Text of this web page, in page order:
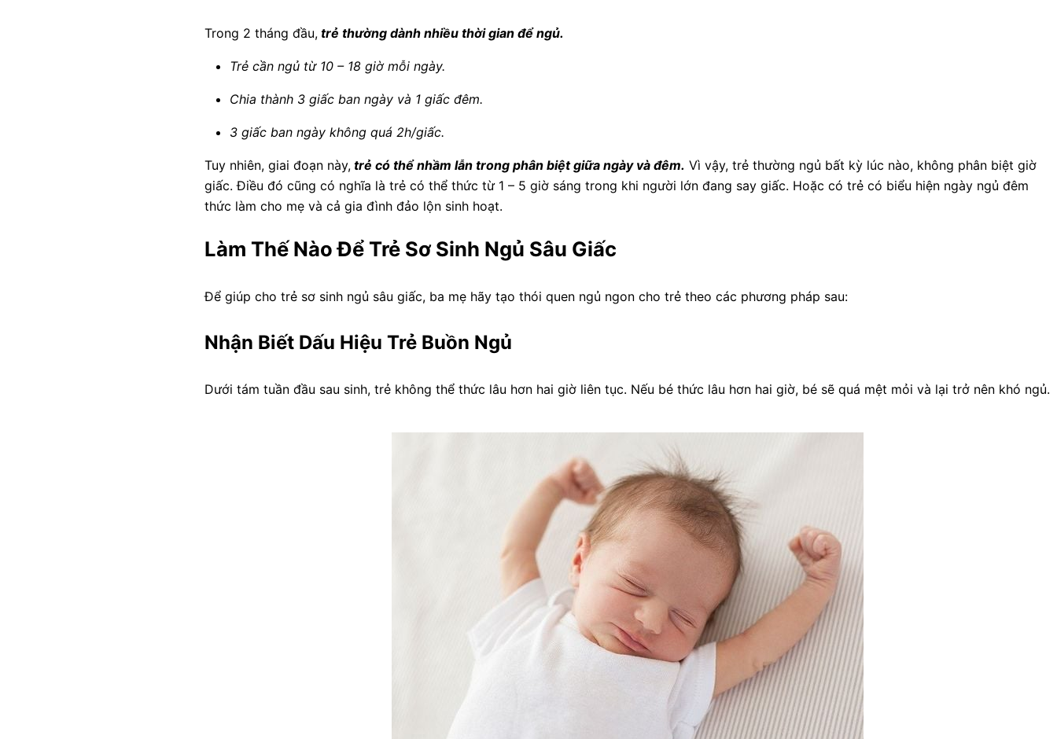
Trong 2 tháng đầu, trẻ thường dành nhiều thời gian để ngủ.
Trẻ cần ngủ từ 10 – 18 giờ mỗi ngày.
Chia thành 3 giấc ban ngày và 1 giấc đêm.
3 giấc ban ngày không quá 2h/giấc.
Tuy nhiên, giai đoạn này, trẻ có thể nhầm lẫn trong phân biệt giữa ngày và đêm. Vì vậy, trẻ thường ngủ bất kỳ lúc nào, không phân biệt giờ
giấc. Điều đó cũng có nghĩa là trẻ có thể thức từ 1 – 5 giờ sáng trong khi người lớn đang say giấc. Hoặc có trẻ có biểu hiện ngày ngủ đêm
thức làm cho mẹ và cả gia đình đảo lộn sinh hoạt.
Làm Thế Nào Để Trẻ Sơ Sinh Ngủ Sâu Giấc
Để giúp cho trẻ sơ sinh ngủ sâu giấc, ba mẹ hãy tạo thói quen ngủ ngon cho trẻ theo các phương pháp sau:
Nhận Biết Dấu Hiệu Trẻ Buồn Ngủ
Dưới tám tuần đầu sau sinh, trẻ không thể thức lâu hơn hai giờ liên tục. Nếu bé thức lâu hơn hai giờ, bé sẽ quá mệt mỏi và lại trở nên khó ngủ.